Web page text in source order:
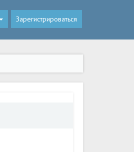
Зарегистрироваться